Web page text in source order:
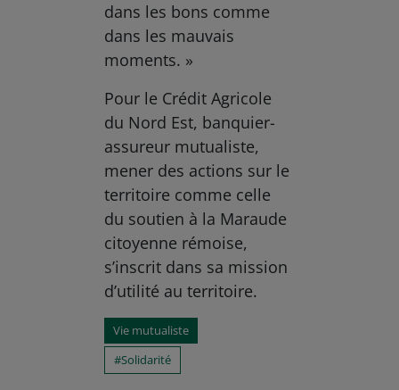
dans les bons comme
dans les mauvais
moments. »
Pour le Crédit Agricole
du Nord Est, banquier-
assureur mutualiste,
mener des actions sur le
territoire comme celle
du soutien à la Maraude
citoyenne rémoise,
s’inscrit dans sa mission
d’utilité au territoire.
Vie mutualiste
Solidarité